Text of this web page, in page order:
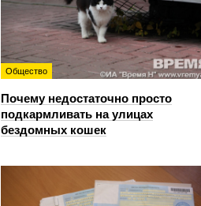
Общество
Почему недостаточно просто
подкармливать на улицах
бездомных кошек